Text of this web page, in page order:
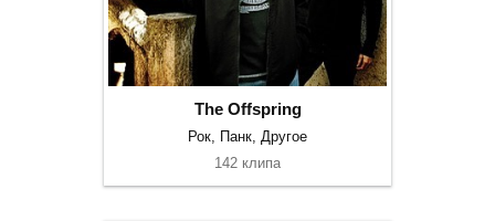
The Offspring
Рок, Панк, Другое
142 клипа